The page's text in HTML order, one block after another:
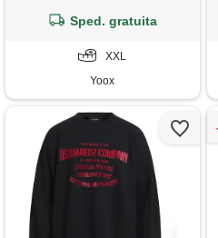
Sped. gratuita
XXL
Yoox